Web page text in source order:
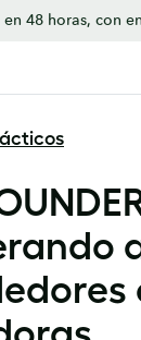
en 48 horas, con